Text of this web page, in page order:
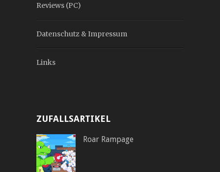
Reviews (PC)
Datenschutz & Impressum
Links
ZUFALLSARTIKEL
Roar Rampage